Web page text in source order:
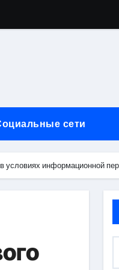
присутствия в
по
пополнением в USDT
и техническая
сети
условиях информационной